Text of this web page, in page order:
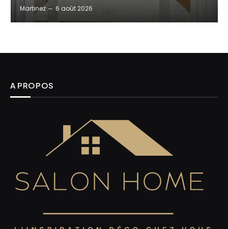
Martinez 6 août 2026
A PROPOS